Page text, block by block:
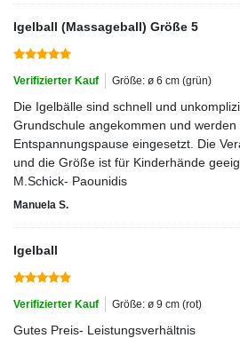
Igelball (Massageball) Größe 5
Verifizierter Kauf Größe: ø 6 cm (grün)
Die Igelbälle sind schnell und
Grundschule angekommen und
Entspannungspause eingesetzt. Die
und die Größe ist für Kinderhände
M.Schick- Paounidis
Manuela S.
Igelball
Verifizierter Kauf Größe: ø 9 cm (rot)
Gutes Preis- Leistungsverhältnis